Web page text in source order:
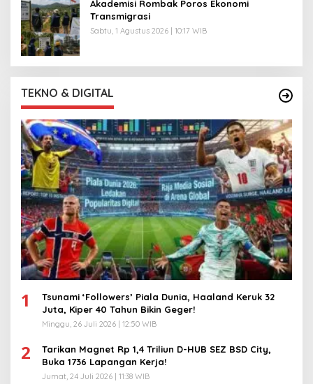
Akademisi Rombak Poros Ekonomi
Transmigrasi
Sabtu, 1 Agustus 2026 | 10:17 WIB
TEKNO & DIGITAL
1
Tsunami ‘Followers’ Piala Dunia, Haaland Keruk 32
Juta, Kiper 40 Tahun Bikin Geger!
Minggu, 26 Juli 2026 | 12:50 WIB
2
Tarikan Magnet Rp 1,4 Triliun D-HUB SEZ BSD City,
Buka 1736 Lapangan Kerja!
Jumat, 24 Juli 2026 | 11:38 WIB